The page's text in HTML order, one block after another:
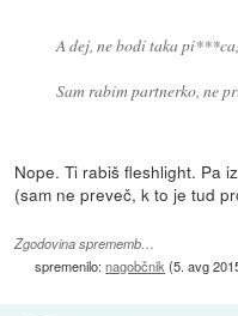
A dej, ne bodi taka
Sam rabim partnerko, ne
Nope. Ti rabiš fleshlight. Pa
(sam ne preveč, k to je tud
Zgodovina sprememb…
spremenilo:nagobčnik(5. avg